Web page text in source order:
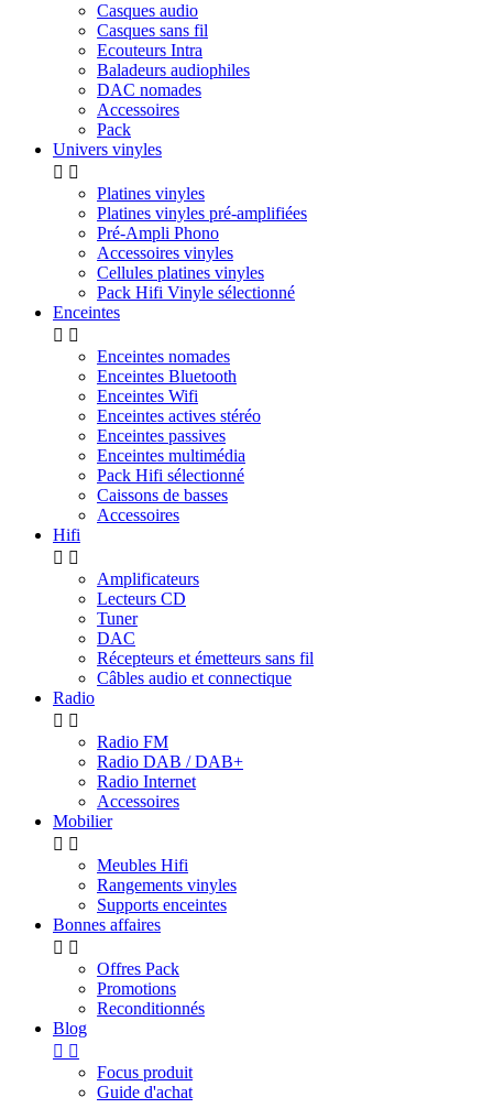
Casques audio
Casques sans fil
Ecouteurs Intra
Baladeurs audiophiles
DAC nomades
Accessoires
Pack
Univers vinyles
 
Platines vinyles
Platines vinyles pré-amplifiées
Pré-Ampli Phono
Accessoires vinyles
Cellules platines vinyles
Pack Hifi Vinyle sélectionné
Enceintes
 
Enceintes nomades
Enceintes Bluetooth
Enceintes Wifi
Enceintes actives stéréo
Enceintes passives
Enceintes multimédia
Pack Hifi sélectionné
Caissons de basses
Accessoires
Hifi
 
Amplificateurs
Lecteurs CD
Tuner
DAC
Récepteurs et émetteurs sans fil
Câbles audio et connectique
Radio
 
Radio FM
Radio DAB / DAB+
Radio Internet
Accessoires
Mobilier
 
Meubles Hifi
Rangements vinyles
Supports enceintes
Bonnes affaires
 
Offres Pack
Promotions
Reconditionnés
Blog
 
Focus produit
Guide d'achat